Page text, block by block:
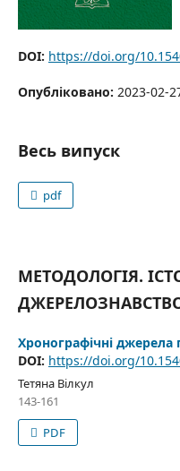
DOI: https://doi.org/
Опубліковано: 2023-02-
Весь випуск
pdf
МЕТОДОЛОГІЯ.
Хронографічні
DOI: https://doi.org/
Тетяна Вілкул
143-161
PDF